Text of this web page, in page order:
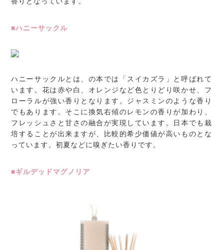
■ハニーサックル
ハニーサックルとは、の本では「スイカズラ」と呼ばれて
います。花は赤や白、オレンジなど色とりどり咲かせ、フ
ローラルが強い香りとなります。ジャスミンのような香り
でもあります。そこに換気右傾のレモンの香りが加わり、
フレッシュさと甘さの融合が実現しています。日本でも栽
培することが出来ますが、比較的希少価値が高いものとな
っています。初夏などに嗅ぎたい香りです。
■ギルデッドマグノリア